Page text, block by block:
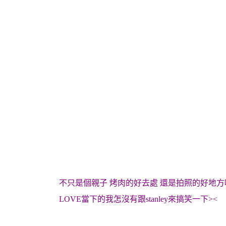
不只是個親子 烤肉的好去處 還是拍照的好地方
LOVE當下的我怎沒有跟stanley來搞笑一下><